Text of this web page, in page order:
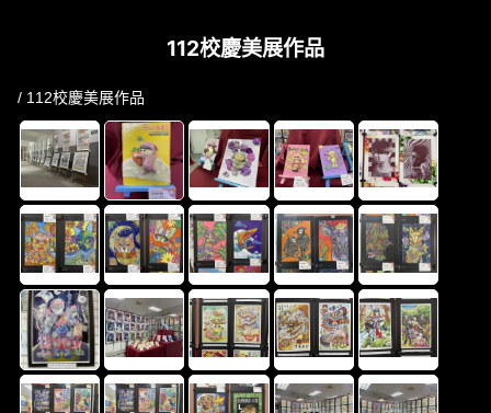
112校慶美展作品
/ 112校慶美展作品